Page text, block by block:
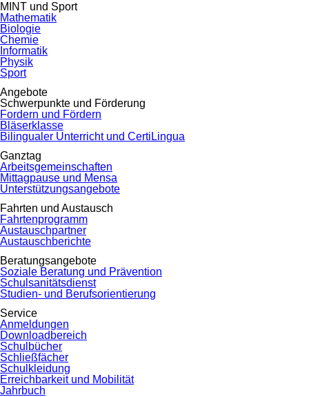
MINT und Sport
Mathematik
Biologie
Chemie
Informatik
Physik
Sport
Angebote
Schwerpunkte und Förderung
Fordern und Fördern
Bläserklasse
Bilingualer Unterricht und CertiLingua
Ganztag
Arbeitsgemeinschaften
Mittagpause und Mensa
Unterstützungsangebote
Fahrten und Austausch
Fahrtenprogramm
Austauschpartner
Austauschberichte
Beratungsangebote
Soziale Beratung und Prävention
Schulsanitätsdienst
Studien- und Berufsorientierung
Service
Anmeldungen
Downloadbereich
Schulbücher
Schließfächer
Schulkleidung
Erreichbarkeit und Mobilität
Jahrbuch